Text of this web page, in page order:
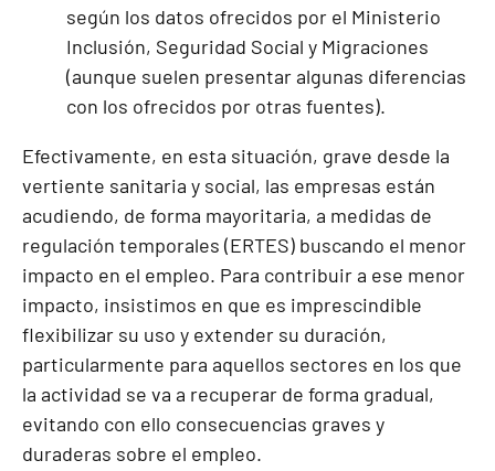
según los datos ofrecidos por el Ministerio
Inclusión, Seguridad Social y Migraciones
(aunque suelen presentar algunas diferencias
con los ofrecidos por otras fuentes).
Efectivamente, en esta situación, grave desde la
vertiente sanitaria y social, las empresas están
acudiendo, de forma mayoritaria, a medidas de
regulación temporales (ERTES) buscando el menor
impacto en el empleo. Para contribuir a ese menor
impacto, insistimos en que es imprescindible
flexibilizar su uso y extender su duración,
particularmente para aquellos sectores en los que
la actividad se va a recuperar de forma gradual,
evitando con ello consecuencias graves y
duraderas sobre el empleo.